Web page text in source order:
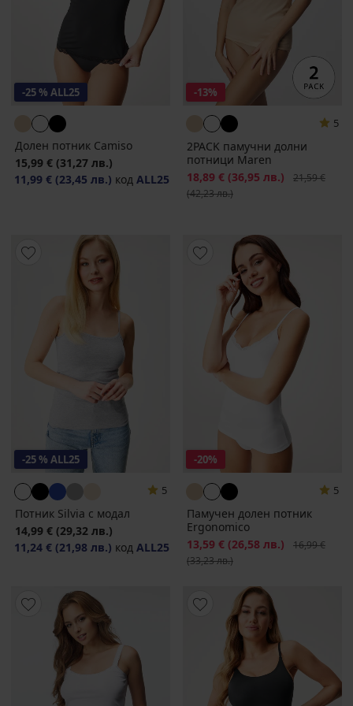
-25 % ALL25
Долен потник Camiso
15,99 € (31,27 лв.)
11,99 € (23,45 лв.) код ALL25
-13%
5
2PACK памучни долни
потници Maren
Намаление
18,89 € (36,95 лв.)
21,59 €
(42,23 лв.)
-25 % ALL25
5
Потник Silvia с модал
14,99 € (29,32 лв.)
11,24 € (21,98 лв.) код ALL25
-20%
5
Памучен долен потник
Ergonomico
Намаление
13,59 € (26,58 лв.)
16,99 €
(33,23 лв.)